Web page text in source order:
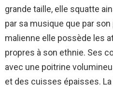
grande taille, elle squatte
par sa musique que par son
malienne elle possède les
propres à son ethnie. Ses
avec une poitrine
et des cuisses épaisses.